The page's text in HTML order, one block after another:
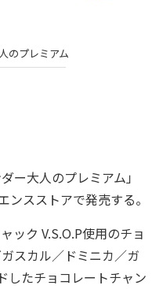
のプレミアム
ー大人のプレミアム」
スストアで発売する。
ック V.S.O.P使用のチョ
スカル／ドミニカ／ガ
したチョコレートチャン